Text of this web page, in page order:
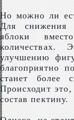
Но можно ли
Для снижения
яблоки
количествах.
улучшению
благоприятно
станет более
Происходит
состав пектину.